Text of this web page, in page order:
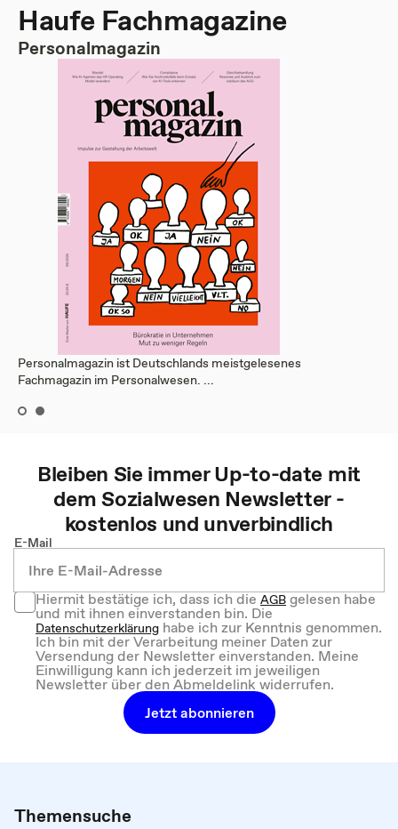
Haufe Fachmagazine
Personalmagazin
Personalmagazin ist Deutschlands meistgelesenes
Fachmagazin im Personalwesen. ...
Bleiben Sie immer Up-to-date mit
demSozialwesen Newsletter -
kostenlos und unverbindlich
E-Mail
Hiermit bestätige ich, dass ich dieAGBgelesen habe
und mit ihnen einverstanden bin. Die
Datenschutzerklärung habe ich zur Kenntnis genommen.
Ich bin mit der Verarbeitung meiner Daten zur
Versendung der Newsletter einverstanden. Meine
Einwilligung kann ich jederzeit im jeweiligen
Newsletter über den Abmeldelink widerrufen.
Jetzt abonnieren
Themensuche